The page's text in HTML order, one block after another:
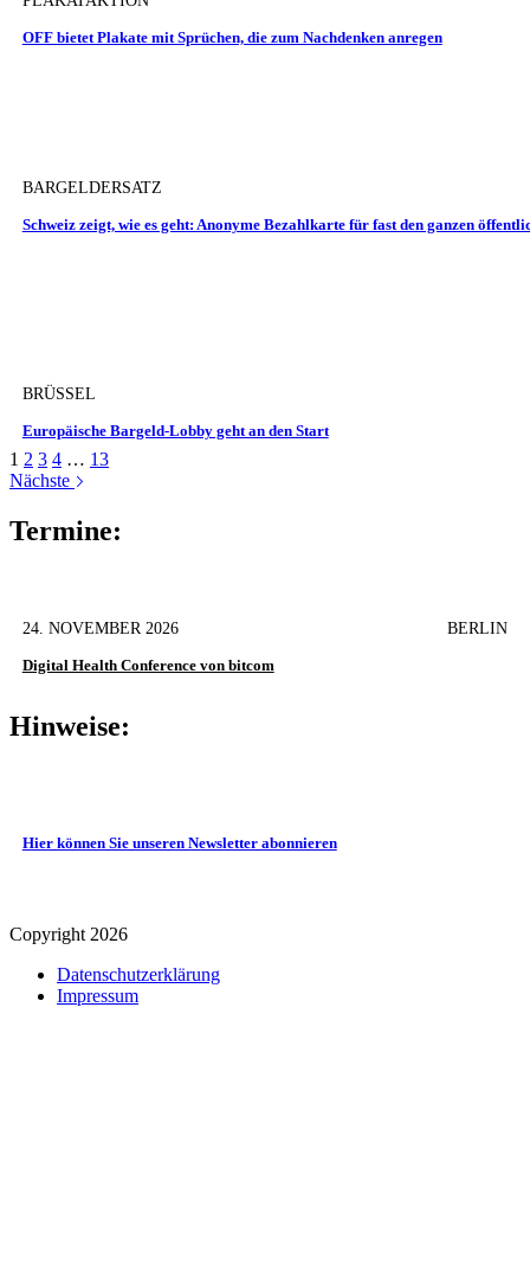
OFF bietet Plakate mit Sprüchen, die zum Nachdenken anregen
BARGELDERSATZ
Schweiz zeigt, wie es geht: Anonyme Bezahlkarte für fast den ganzen
BRÜSSEL
Europäische Bargeld-Lobby geht an den Start
1 2 3 4 … 13
Nächste
Termine:
24. NOVEMBER 2026 BERLIN
Digital Health Conference von bitcom
Hinweise:
Hier können Sie unseren Newsletter abonnieren
Copyright 2026
Datenschutz­erklärung
Impressum